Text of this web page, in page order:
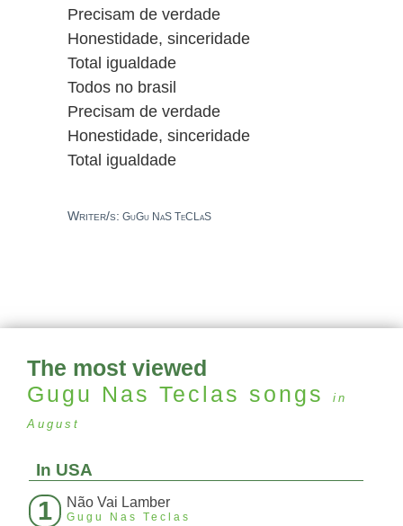
Precisam de verdade
Honestidade, sinceridade
Total igualdade
Todos no brasil
Precisam de verdade
Honestidade, sinceridade
Total igualdade
Writer/s: GuGu NaS TeCLaS
The most viewed
Gugu Nas Teclas songs
in
August
In USA
1 Não Vai Lamber
Gugu Nas Teclas